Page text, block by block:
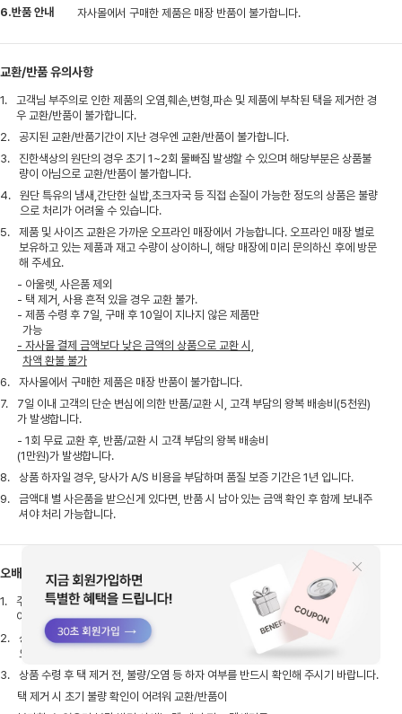
6.반품 안내
자사몰에서 구매한 제품은 매장 반품이 불가합니다.
교환/반품 유의사항
1.
고객님 부주의로 인한 제품의 오염,훼손,변형,파손 및 제품에 부착된 택을 제거한 경
우 교환/반품이 불가합니다.
2.
공지된 교환/반품기간이 지난 경우엔 교환/반품이 불가합니다.
3.
진한색상의 원단의 경우 초기 1~2회 물빠짐 발생할 수 있으며 해당부분은 상품불
량이 아님으로 교환/반품이 불가합니다.
4.
원단 특유의 냄새,간단한 실밥,초크자국 등 직접 손질이 가능한 정도의 상품은 불량
으로 처리가 어려울 수 있습니다.
5.
제품 및 사이즈 교환은 가까운 오프라인 매장에서 가능합니다. 오프라인 매장 별로
보유하고 있는 제품과 재고 수량이 상이하니, 해당 매장에 미리 문의하신 후에 방문
해 주세요.
- 아울렛, 사은품 제외
- 택 제거, 사용 흔적 있을 경우 교환 불가.
- 제품 수령 후 7일, 구매 후 10일이 지나지 않은 제품만
가능
- 자사몰 결제 금액보다 낮은 금액의 상품으로 교환 시,
차액 환불 불가
6.
자사몰에서 구매한 제품은 매장 반품이 불가합니다.
7.
7일 이내 고객의 단순 변심에 의한 반품/교환 시, 고객 부담의 왕복 배송비(5천원)
가 발생합니다.
- 1회 무료 교환 후, 반품/교환 시 고객 부담의 왕복 배송비
(1만원)가 발생합니다.
8.
상품 하자일 경우, 당사가 A/S 비용을 부담하며 품질 보증 기간은 1년 입니다.
9.
금액대 별 사은품을 받으신게 있다면, 반품 시 남아 있는 금액 확인 후 함께 보내주
셔야 처리 가능합니다.
오배송&불량
1.
주문취소방법 : 로그인 후 마이페이지 > 주문조회 > 주문취소 (주문취소 후 실출고
여부 확인 후 취소처리 진행됩니다.)
2.
상품불량시 고객센터로 접수해주시면 불량내용 확인 후 상품불량일시 교환 및 반품
으로 진행됩니다.
3.
상품 수령 후 택 제거 전, 불량/오염 등 하자 여부를 반드시 확인해 주시기 바랍니다.
택 제거 시 초기 불량 확인이 어려워 교환/반품이